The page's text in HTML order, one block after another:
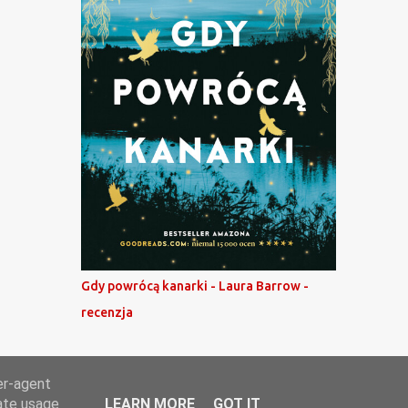
Gdy powrócą kanarki - Laura Barrow -
recenzja
agent
usage
LEARN MORE GOT IT